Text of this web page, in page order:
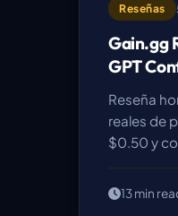
Reseñas
Gain.gg
GPT
Reseña
reales de
$0.50 y
13 min